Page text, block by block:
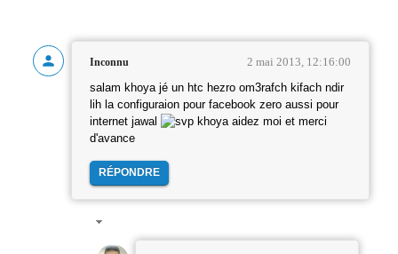
Inconnu 2 mai 2013, 12:16:00
salam khoya jé un htc hezro om3rafch kifach ndir
lih la configuraion pour facebook zero aussi pour
internet jawal
khoya aidez moi et merci
d'avance
RÉPONDRE